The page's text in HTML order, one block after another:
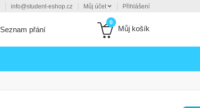
info@student-eshop.cz Můj účet Přihlášení
Seznam přání
0
Můj košík